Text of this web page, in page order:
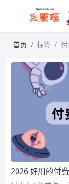
首页 标签
2026 好用的付